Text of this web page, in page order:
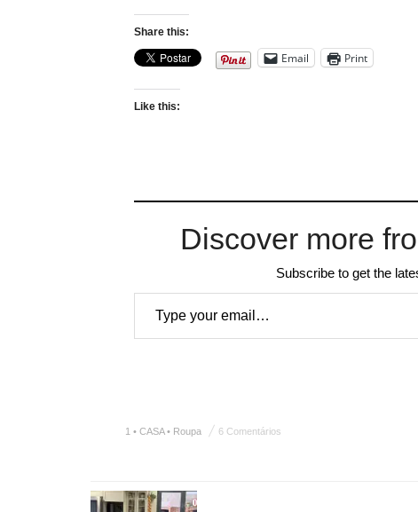
Share this:
Email Print
Like this:
Discover more
Subscribe to get the
Type your email…
1 • CASA • Roupa 6 Comentários